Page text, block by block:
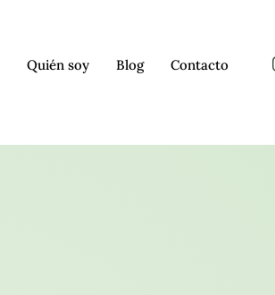
Quién soy Blog Contacto